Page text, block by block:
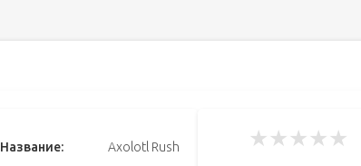
Название: Axolotl Rush ★★★★★